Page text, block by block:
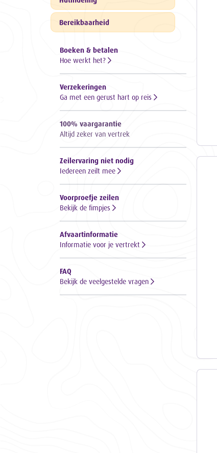
Bereikbaarheid
Boeken & betalen
Hoe werkt het?
Verzekeringen
Ga met een gerust hart op reis
100% vaargarantie
Altijd zeker van vertrek
Zeilervaring niet nodig
Iedereen zeilt mee
Voorproefje zeilen
Bekijk de fimpjes
Afvaartinformatie
Informatie voor je vertrekt
FAQ
Bekijk de veelgestelde vragen